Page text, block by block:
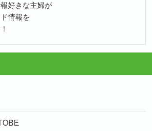
好きな主婦が
情報を